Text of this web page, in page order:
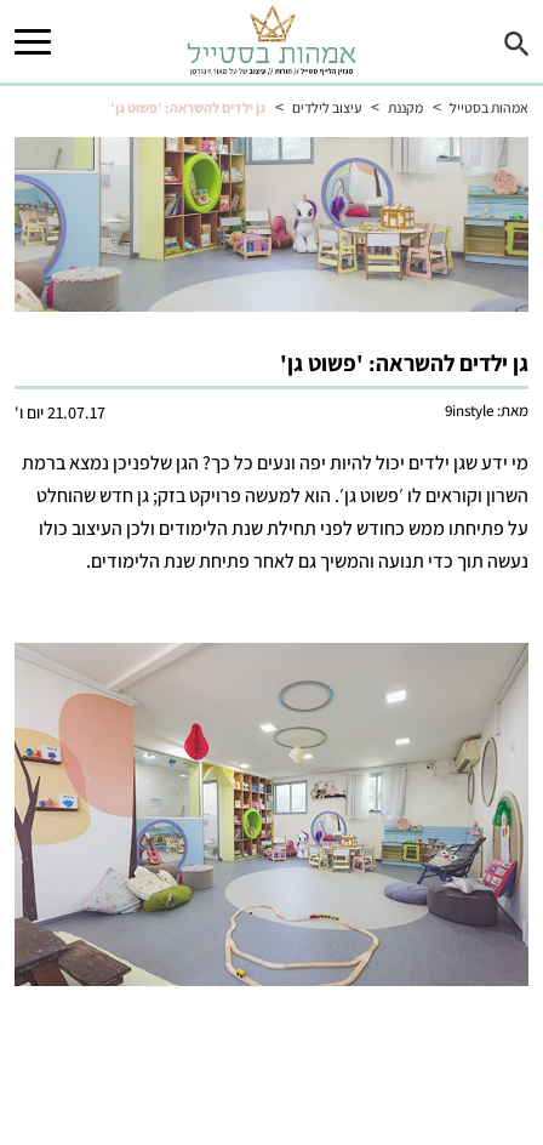
אמהות בסטייל > מקננת > עיצוב לילדים > גן ילדים להשראה: 'פשוט גן'
גן ילדים להשראה: 'פשוט גן'
21.07.17 יום ו' מאת: 9instyle
מי ידע שגן ילדים יכול להיות יפה ונעים כל כך? הגן שלפניכן נמצא ברמת
השרון וקוראים לו ׳פשוט גן׳. הוא למעשה פרויקט בזק; גן חדש שהוחלט
על פתיחתו ממש כחודש לפני תחילת שנת הלימודים ולכן העיצוב כולו
נעשה תוך כדי תנועה והמשיך גם לאחר פתיחת שנת הלימודים.